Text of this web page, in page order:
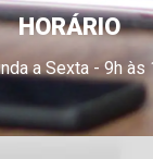
HORÁRIO
a Sexta - 9h às